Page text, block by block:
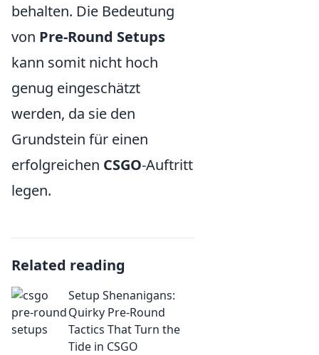
behalten. Die Bedeutung
von Pre-Round Setups
kann somit nicht hoch
genug eingeschätzt
werden, da sie den
Grundstein für einen
erfolgreichen CSGO-Auftritt
legen.
Related reading
Setup Shenanigans:
Quirky Pre-Round
Tactics That Turn the
Tide in CSGO